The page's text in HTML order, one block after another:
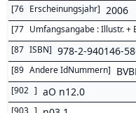
[76 Erscheinungsjahr] 2006
[77 Umfangsangabe : Illustr.
[87 ISBN] 978-2-940146-
[89 Andere IdNummern]
[902 ] aO n12.0
[903 ]